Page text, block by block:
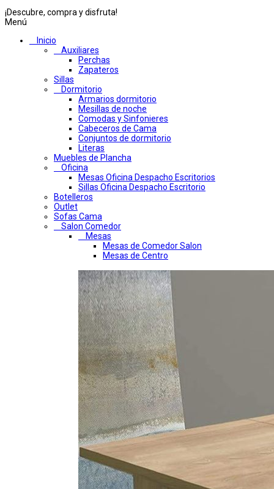
¡Descubre, compra y disfruta!
Menú
Inicio
Auxiliares
Perchas
Zapateros
Sillas
Dormitorio
Armarios dormitorio
Mesillas de noche
Comodas y Sinfonieres
Cabeceros de Cama
Conjuntos de dormitorio
Literas
Muebles de Plancha
Oficina
Mesas Oficina Despacho Escritorios
Sillas Oficina Despacho Escritorio
Botelleros
Outlet
Sofas Cama
Salon Comedor
Mesas
Mesas de Comedor Salon
Mesas de Centro